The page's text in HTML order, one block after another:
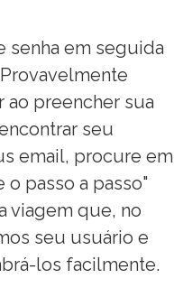
senha em seguida
ao preencher sua
seu
email, procure em
o passo a passo"
viagem que, no
seu usuário e
los facilmente.